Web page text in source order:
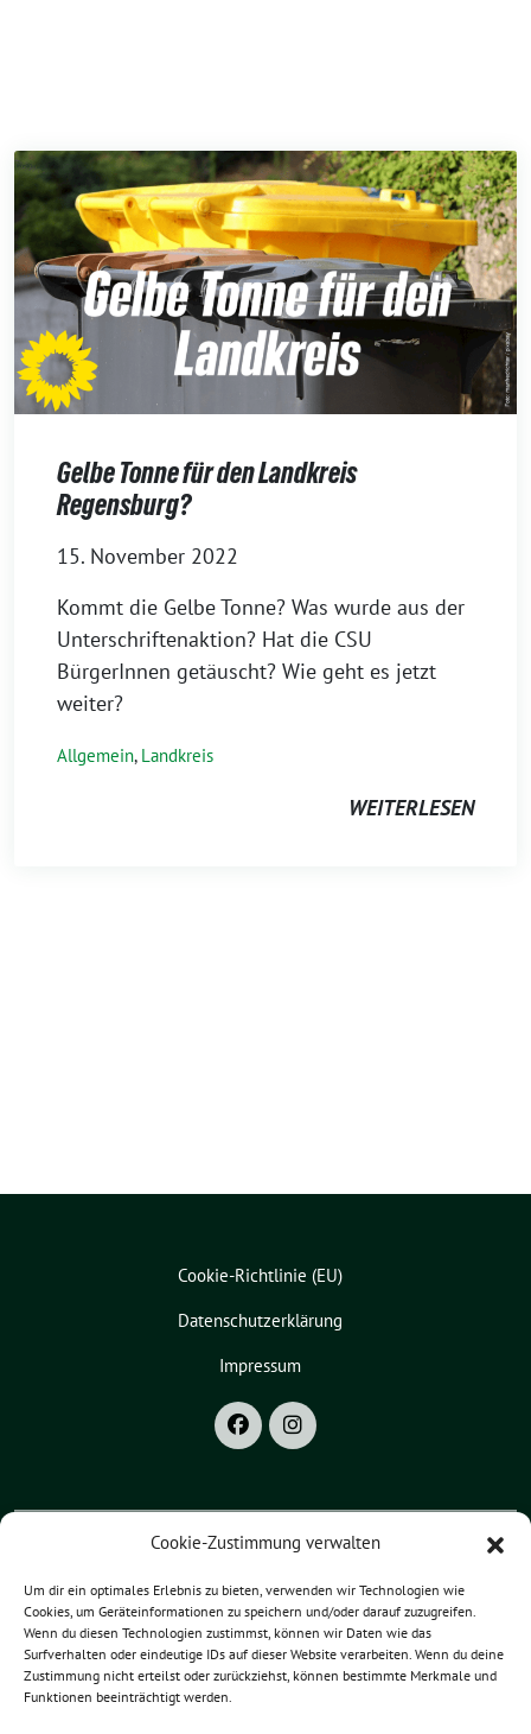
Cookie-Zustimmung verwalten
Um dir ein optimales Erlebnis zu bieten, verwenden wir Technologien wie
Cookies, um Geräteinformationen zu speichern und/oder darauf zuzugreifen.
Wenn du diesen Technologien zustimmst, können wir Daten wie das
Surfverhalten oder eindeutige IDs auf dieser Website verarbeiten. Wenn du deine
Zustimmung nicht erteilst oder zurückziehst, können bestimmte Merkmale und
Funktionen beeinträchtigt werden.
Gelbe Tonne für den Landkreis
Regensburg?
15. November 2022
Kommt die Gelbe Tonne? Was wurde aus der
Unterschriftenaktion? Hat die CSU
BürgerInnen getäuscht? Wie geht es jetzt
weiter?
Allgemein, Landkreis
WEITERLESEN
Cookie-Richtlinie (EU)
Datenschutzerklärung
Impressum
Grüne Bayern
Grüne Oberpfalz
Grüne Landkreis Regensburg